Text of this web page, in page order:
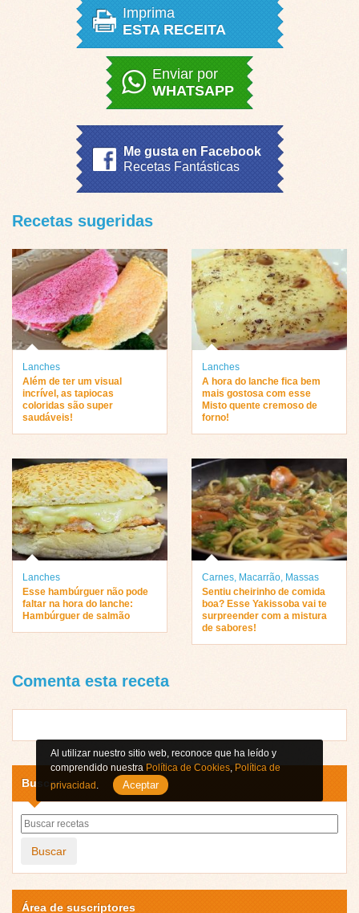
Imprima
ESTA RECEITA
Enviar por
WHATSAPP
Me gusta en Facebook
Recetas Fantásticas
Recetas sugeridas
Lanches
Além de ter um visual
incrível, as tapiocas
coloridas são super
saudáveis!
Lanches
A hora do lanche fica bem
mais gostosa com esse
Misto quente cremoso de
forno!
Lanches
Esse hambúrguer não pode
faltar na hora do lanche:
Hambúrguer de salmão
Carnes, Macarrão, Massas
Sentiu cheirinho de comida
boa? Esse Yakissoba vai te
surpreender com a mistura
de sabores!
Comenta esta receta
Buscar
Buscar
Área de suscriptores
Al utilizar nuestro sitio web, reconoce que ha leído y
comprendido nuestra Política de Cookies, Política de
privacidad. Aceptar